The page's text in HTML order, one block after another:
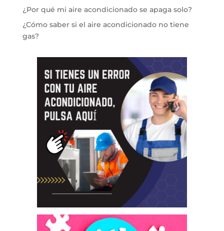
¿Por qué mi aire acondicionado se apaga solo?
¿Cómo saber si el aire acondicionado no tiene
gas?